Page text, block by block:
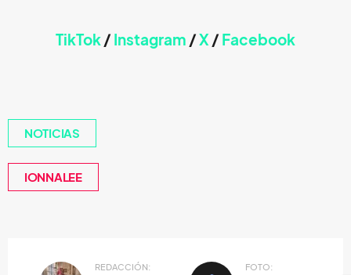
TikTok/ Instagram /X / Facebook
NOTICIAS
IONNALEE
REDACCIÓN: FOTO: